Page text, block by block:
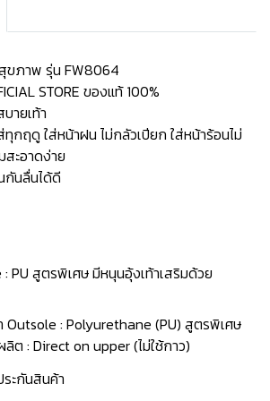
ขภาพ รุ่น FW8064
STORE ของแท้ 100%
ายเท้า
ทุกฤดู ใส่หน้าฝน ไม่กลัวเปียก ใส่หน้าร้อนไม่
ะอาดง่าย
กันลื่นได้ดี
PU สูตรพิเศษ มีหนุนอุ้งเท้าเสริมด้วย
Outsole : Polyurethane (PU) สูตรพิเศษ
ลิต : Direct on upper (ไม่ใช้กาว)
ระกันสินค้า